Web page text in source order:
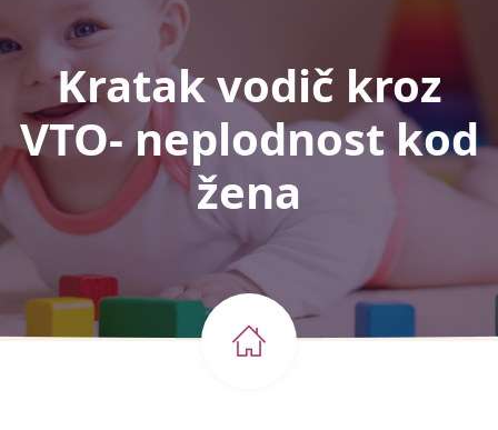
Kratak vodič kroz
VTO- neplodnost kod
žena